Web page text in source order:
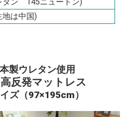
は中国)
製ウレタン使用
反発マットレス
ズ（97×195cm）